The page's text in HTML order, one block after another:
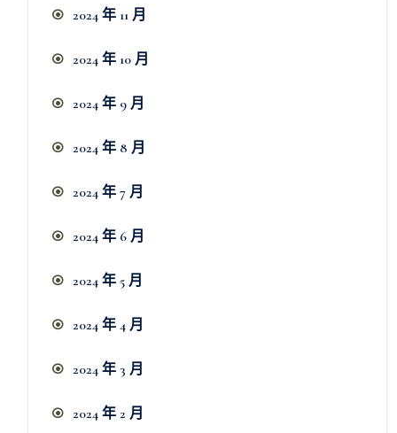
2024 年 11 月
2024 年 10 月
2024 年 9 月
2024 年 8 月
2024 年 7 月
2024 年 6 月
2024 年 5 月
2024 年 4 月
2024 年 3 月
2024 年 2 月